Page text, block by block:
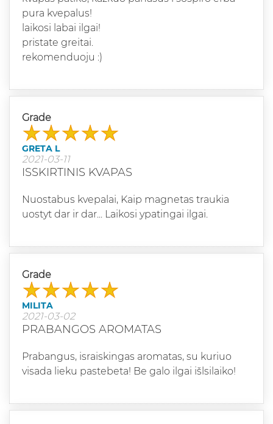
pura kvepalus!
laikosi labai ilgai!
pristate greitai.
rekomenduoju :)
Grade
GRETA L
2021-03-11
ISSKIRTINIS KVAPAS
Nuostabus kvepalai, Kaip magnetas traukia
uostyt dar ir dar... Laikosi ypatingai ilgai.
Grade
MILITA
2021-03-02
PRABANGOS AROMATAS
Prabangus, israiskingas aromatas, su kuriuo
visada lieku pastebeta! Be galo ilgai išlsilaiko!